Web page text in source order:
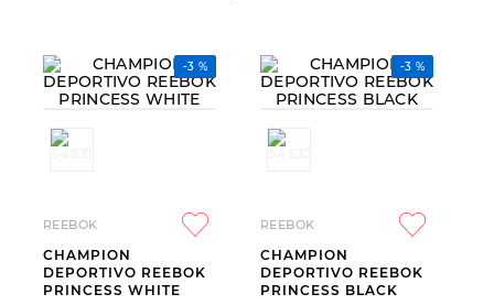
4.
championes
8 .
sandalias
9.
slip-ins
-3 %
REEBOK
CHAMPION
DEPORTIVO REEBOK
PRINCESS WHITE
-3 %
REEBOK
CHAMPION
DEPORTIVO REEBOK
PRINCESS BLACK